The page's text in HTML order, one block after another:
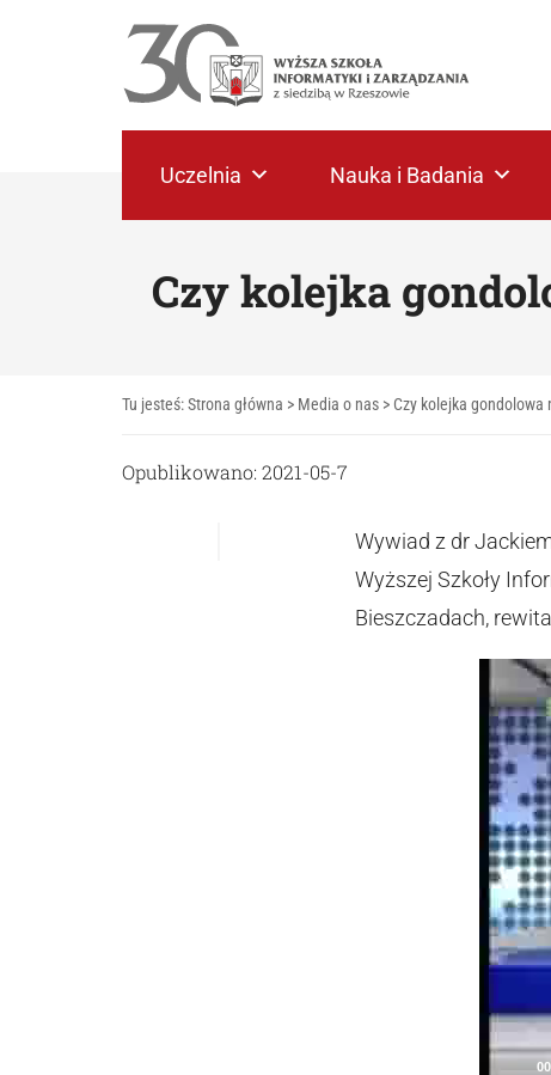
Uczelnia Nauka i Badania
Czy kolejka
Tu jesteś:Strona główna > Media o nas > Czy kolejka
Opublikowano: 2021-05-7
Wywiad z dr
Wyższej Szkoły
Bieszczadach,